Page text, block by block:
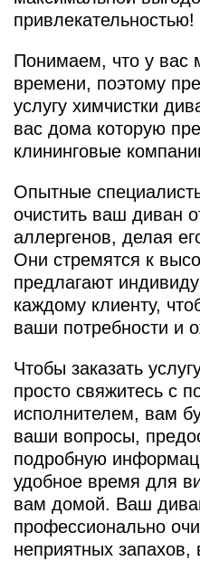
привлекательностью!
Понимаем, что у вас
времени, поэтому
услугу химчистки
вас дома которую
клининговые
Опытные
очистить ваш диван
аллергенов, делая
Они стремятся к
предлагают
каждому клиенту,
ваши потребности и
Чтобы заказать
просто свяжитесь с
исполнителем, вам
ваши вопросы,
подробную
удобное время для
вам домой. Ваш
профессионально
неприятных